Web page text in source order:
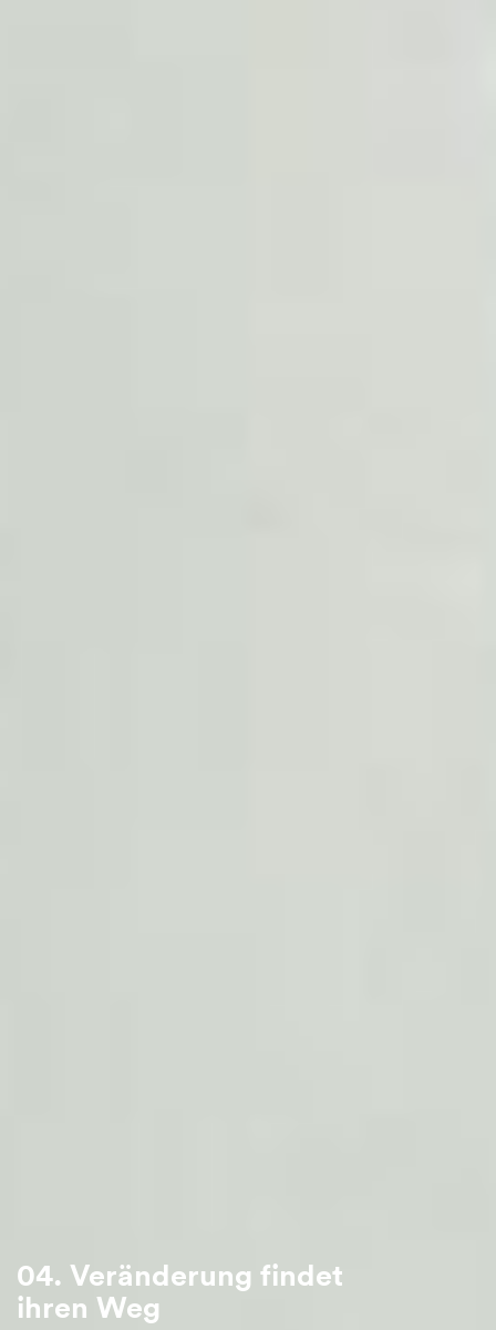
04. Veränderung findet
ihren Weg